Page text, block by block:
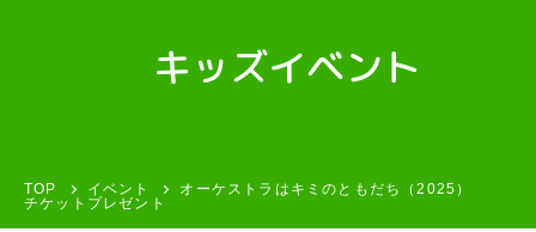
読み聞かせ・出前授業
ハロー
子育て応援隊！
キッズイベント
TOP イベント
オーケストラはキミのともだち（2025）
チケットプレゼント